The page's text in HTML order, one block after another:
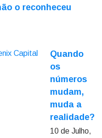
o reconheceu
Quando
os
números
mudam,
muda a
realidade?
10 de Julho,